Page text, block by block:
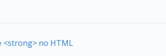
<strong> no HTML